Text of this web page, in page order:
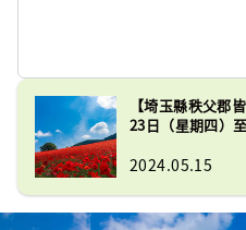
【埼玉縣秩父郡
23日（星期四）
2024.05.15